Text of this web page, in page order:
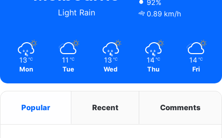
Light Rain
92%
0.89 km/h
13 ℃
Mon
11 ℃
Tue
13 ℃
Wed
14 ℃
Thu
14 ℃
Fri
Popular Recent Comments